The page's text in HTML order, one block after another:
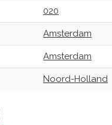
020
Amsterdam
Amsterdam
Noord-Holland